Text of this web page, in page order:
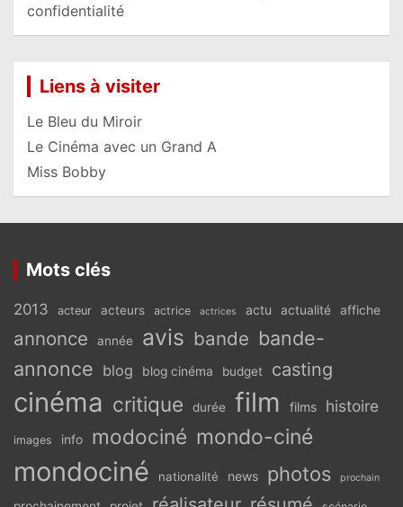
confidentialité
Liens à visiter
Le Bleu du Miroir
Le Cinéma avec un Grand A
Miss Bobby
Mots clés
2013 acteur acteurs actrice actrices actu actualité affiche
annonce année avis bande bande-
annonce blog blog cinéma budget casting
cinéma critique durée film films histoire
images info modociné mondo-ciné
mondociné nationalité news photos prochain